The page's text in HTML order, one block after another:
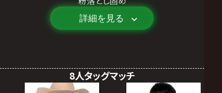
詳細を見る
8人タッグマッチ